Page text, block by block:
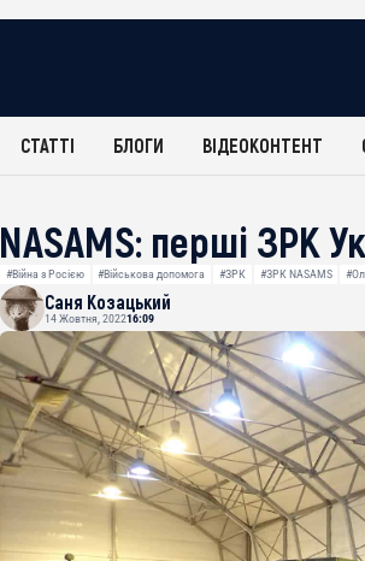
СТАТТІ БЛОГИ ВІДЕОКОНТЕНТ
NASAMS: перші ЗРК
#Війна з Росією #Військова допомога #ЗРК #ЗРК NASAMS
Саня Козацький
14 Жовтня, 202216:09